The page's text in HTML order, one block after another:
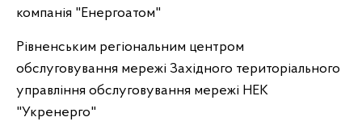
компанія "Енергоатом"
Рівненським регіональним центром
обслуговування мережі Західного територіального
управління обслуговування мережі НЕК
"Укренерго"